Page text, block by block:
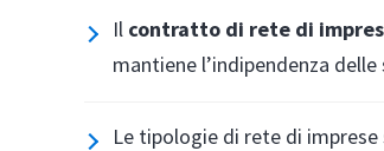
Il contratto di rete di
mantiene l’indipendenza
Le tipologie di rete di imprese